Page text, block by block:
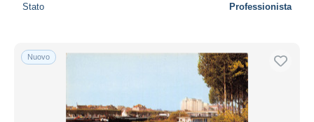
Stato Professionista
Nuovo